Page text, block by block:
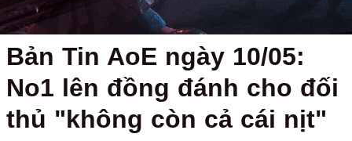
Bản Tin AoE ngày 10/05:
No1 lên đồng đánh cho đối
thủ "không còn cả cái nịt"